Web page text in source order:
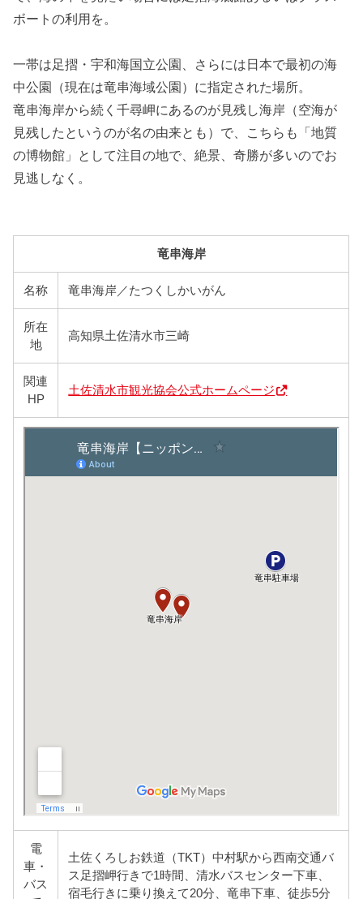
ボートの利用を。
一帯は足摺・宇和海国立公園、さらには日本で最初の海
中公園（現在は竜串海域公園）に指定された場所。
竜串海岸から続く千尋岬にあるのが見残し海岸（空海が
見残したというのが名の由来とも）で、こちらも「地質
の博物館」として注目の地で、絶景、奇勝が多いのでお
見逃しなく。
竜串海岸
名称 竜串海岸／たつくしかいがん
所在
地
高知県土佐清水市三崎
関連
HP
土佐清水市観光協会公式ホームページ
電
車・
バス
土佐くろしお鉄道（TKT）中村駅から西南交通バ
ス足摺岬行きで1時間、清水バスセンター下車、
宿毛行きに乗り換えて20分、竜串下車、徒歩5分